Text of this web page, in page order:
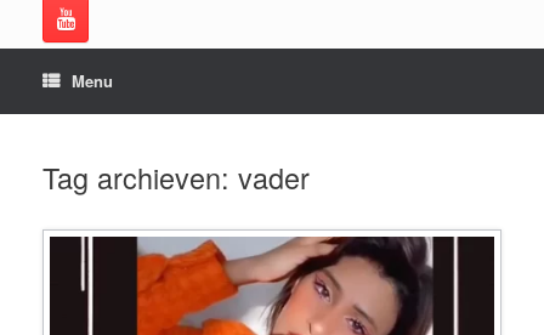
Menu
Tag archieven: vader